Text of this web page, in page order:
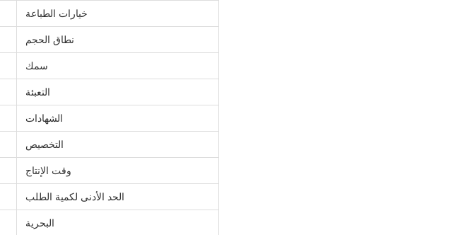
خيارات الطباعة
نطاق الحجم
سمك
التعبئة
الشهادات
التخصيص
وقت الإنتاج
الحد الأدنى لكمية الطلب
البحرية